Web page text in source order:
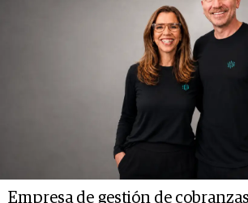
Empresa de gestión de